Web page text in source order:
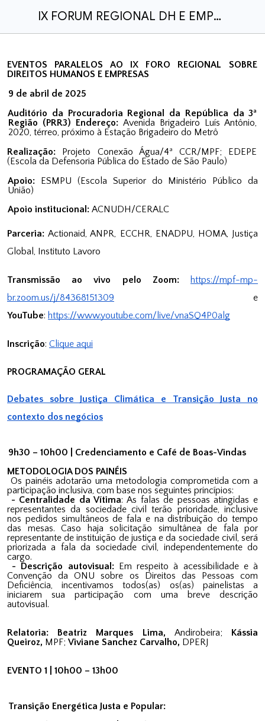
IX FORUM REGIONAL DH E EMPRESAS CONCEPT NOTE PT-EN
EVENTOS PARALELOS AO IX FORO REGIONAL SOBRE
DIREITOS HUMANOS E EMPRESAS
9 de abril de 2025
Auditório da Procuradoria Regional da República da 3ª
Região (PRR3) Endereço:Avenida Brigadeiro Luís Antônio,
2020, térreo, próximo à Estação Brigadeiro do Metrô
Realização: Projeto Conexão Água/4ª CCR/MPF; EDEPE
(Escola da Defensoria Pública do Estado de São Paulo)
Apoio: ESMPU (Escola Superior do Ministério Público da
União)
Apoio institucional:ACNUDH/CERALC
Parceria:Actionaid, ANPR, ECCHR, ENADPU, HOMA, Justiça
Global, Instituto Lavoro
Transmissão ao vivo pelo Zoom:
https://mpf-mp-
br.zoom.us/j/84368151309 e
YouTube: https://www.youtube.com/live/vnaSQ4P0alg
Inscrição: Clique aqui
PROGRAMAÇÃO GERAL
Debates sobre Justiça Climática e Transição Justa no
contexto dos negócios
9h30 – 10h00 | Credenciamento e Café de Boas-Vindas
METODOLOGIA DOS PAINÉIS
Os painéis adotarão uma metodologia comprometida com a
participação inclusiva, com base nos seguintes princípios:
- Centralidade da Vítima: As falas de pessoas atingidas e
representantes da sociedade civil terão prioridade, inclusive
nos pedidos simultâneos de fala e na distribuição do tempo
das mesas. Caso haja solicitação simultânea de fala por
representante de instituição de justiça e da sociedade civil, será
priorizada a fala da sociedade civil, independentemente do
cargo.
- Descrição autovisual:Em respeito à acessibilidade e à
Convenção da ONU sobre os Direitos das Pessoas com
Deficiência, incentivamos todos(as) os(as) painelistas a
iniciarem sua participação com uma breve descrição
autovisual.
Relatoria: Beatriz Marques Lima, Andirobeira; Kássia
Queiroz, MPF; Viviane Sanchez Carvalho, DPERJ
EVENTO 1 | 10h00 – 13h00
Transição Energética Justa e Popular: